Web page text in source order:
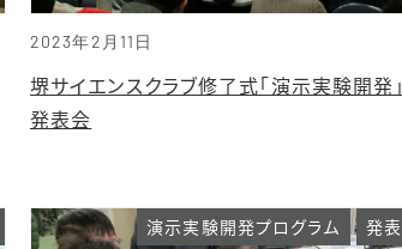
2023年2月11日
堺サイエンスクラブ修了式「演示実験開発」
発表会
演示実験開発プログラム 発表